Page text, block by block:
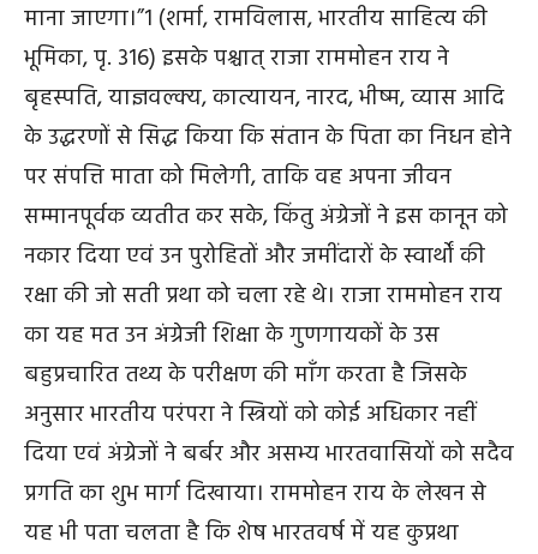
माना जाएगा।”1 (शर्मा, रामविलास, भारतीय साहित्य की
भूमिका, पृ. 316) इसके पश्चात् राजा राममोहन राय ने
बृहस्पति, याज्ञवल्क्य, कात्यायन, नारद, भीष्म, व्यास आदि
के उद्धरणों से सिद्ध किया कि संतान के पिता का निधन होने
पर संपत्ति माता को मिलेगी, ताकि वह अपना जीवन
सम्मानपूर्वक व्यतीत कर सके, किंतु अंग्रेजों ने इस कानून को
नकार दिया एवं उन पुरोहितों और जमींदारों के स्वार्थों की
रक्षा की जो सती प्रथा को चला रहे थे। राजा राममोहन राय
का यह मत उन अंग्रेजी शिक्षा के गुणगायकों के उस
बहुप्रचारित तथ्य के परीक्षण की माँग करता है जिसके
अनुसार भारतीय परंपरा ने स्त्रियों को कोई अधिकार नहीं
दिया एवं अंग्रेजों ने बर्बर और असभ्य भारतवासियों को सदैव
प्रगति का शुभ मार्ग दिखाया। राममोहन राय के लेखन से
यह भी पता चलता है कि शेष भारतवर्ष में यह कुप्रथा